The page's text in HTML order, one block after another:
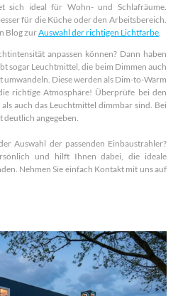
sich ideal für Wohn- und Schlafräume.
für die Küche oder den Arbeitsbereich.
Blog zurAuswahl der richtigen Lichtfarbe
anpassen können? Dann haben
sogar Leuchtmittel, die beim Dimmen auch
Diese werden als Dim-to-Warm
richtige Atmosphäre! Überprüfe bei den
auch das Leuchtmittel dimmbar sind. Bei
angegeben.
Auswahl der passenden Einbaustrahler?
und hilft Ihnen dabei, die ideale
Nehmen Sie einfach Kontakt mit uns auf